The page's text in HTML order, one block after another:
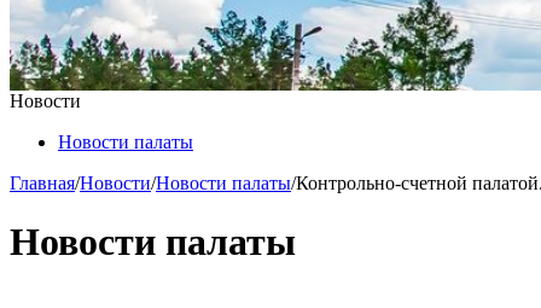
Новости
Новости палаты
Главная/Новости/Новости палаты/Контрольно-счетной
Новости палаты